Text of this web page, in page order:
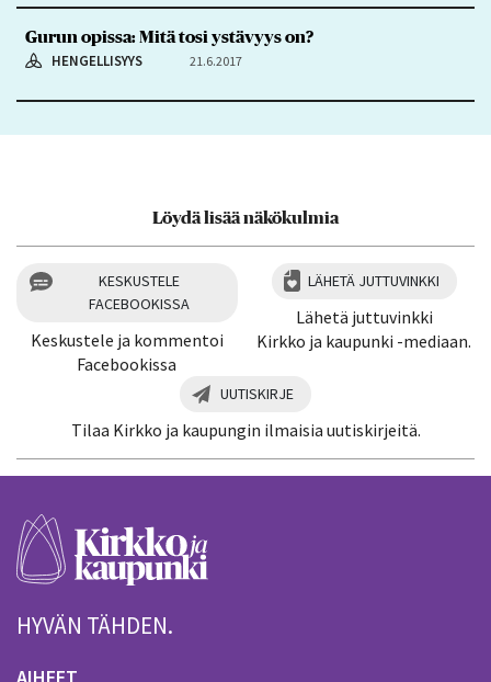
Gurun opissa: Mitä tosi ystävyys on?
HENGELLISYYS 21.6.2017
Löydä lisää näkökulmia
KESKUSTELE
FACEBOOKISSA
Keskustele ja kommentoi
Facebookissa
LÄHETÄ JUTTUVINKKI
Lähetä juttuvinkki
Kirkko ja kaupunki -mediaan.
UUTISKIRJE
Tilaa Kirkko ja kaupungin ilmaisia uutiskirjeitä.
HYVÄN TÄHDEN.
AIHEET